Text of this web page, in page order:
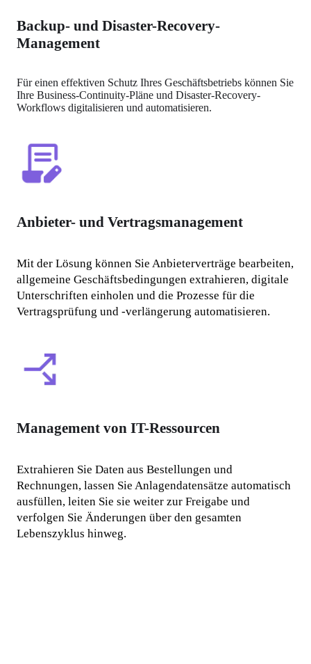
Backup- und Disaster-Recovery-
Management
Für einen effektiven Schutz Ihres Geschäftsbetriebs können Sie
Ihre Business-Continuity-Pläne und Disaster-Recovery-
Workflows digitalisieren und automatisieren.
Anbieter- und Vertragsmanagement
Mit der Lösung können Sie Anbieterverträge bearbeiten,
allgemeine Geschäftsbedingungen extrahieren, digitale
Unterschriften einholen und die Prozesse für die
Vertragsprüfung und -verlängerung automatisieren.
Management von IT-Ressourcen
Extrahieren Sie Daten aus Bestellungen und
Rechnungen, lassen Sie Anlagendatensätze automatisch
ausfüllen, leiten Sie sie weiter zur Freigabe und
verfolgen Sie Änderungen über den gesamten
Lebenszyklus hinweg.